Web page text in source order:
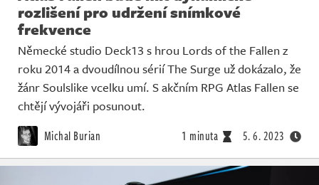
rozlišení pro udržení snímkové
frekvence
Německé studio Deck13 s hrou Lords of the Fallen z
roku 2014 a dvoudílnou sérií The Surge už dokázalo, že
žánr Soulslike vcelku umí. S akčním RPG Atlas Fallen se
chtějí vývojáři posunout.
Michal Burian 1 minuta 5. 6. 2023